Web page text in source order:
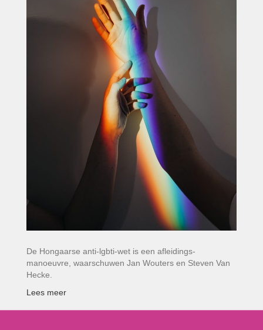
De Hongaarse anti-lgbti-wet is een afleidings­
manoeuvre, waarschuwen Jan Wouters en Steven Van
Hecke.
Lees meer